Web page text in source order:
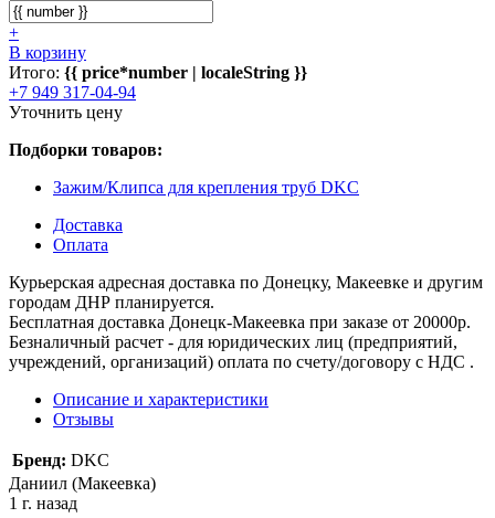
+
В корзину
Итого: {{ price*number | localeString }}
+7 949 317-04-94
Уточнить цену
Подборки товаров:
Зажим/Клипса для крепления труб DKC
Доставка
Оплата
Курьерская адресная доставка по Донецку, Макеевке и другим
городам ДНР планируется.
Бесплатная доставка Донецк-Макеевка при заказе от 20000р.
Безналичный расчет - для юридических лиц (предприятий,
учреждений, организаций) оплата по счету/договору с НДС .
Описание и характеристики
Отзывы
Бренд: DKC
Даниил (Макеевка)
1 г. назад